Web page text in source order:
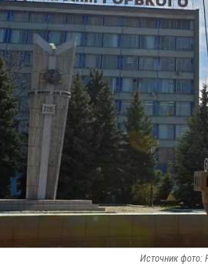
Источник фото: